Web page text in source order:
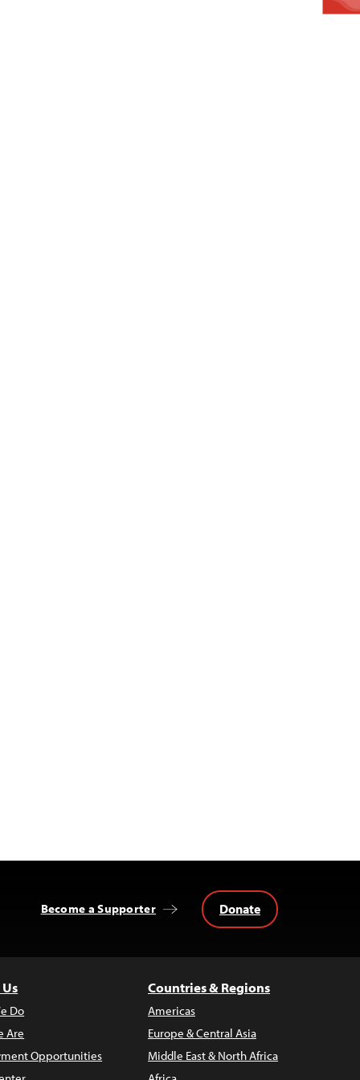
Become a Supporter Donate
Do
Are
Opportunities
Countries & Regions
Americas
Europe & Central Asia
Middle East & North Africa